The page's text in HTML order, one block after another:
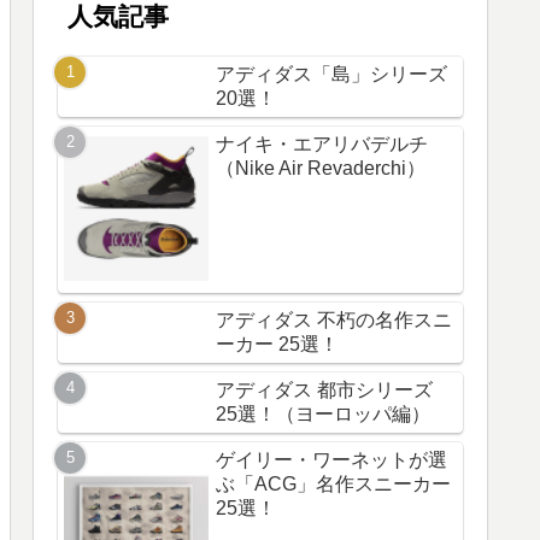
人気記事
アディダス「島」シリーズ
20選！
ナイキ・エアリバデルチ
（Nike Air Revaderchi）
アディダス 不朽の名作スニ
ーカー 25選！
アディダス 都市シリーズ
25選！（ヨーロッパ編）
ゲイリー・ワーネットが選
ぶ「ACG」名作スニーカー
25選！